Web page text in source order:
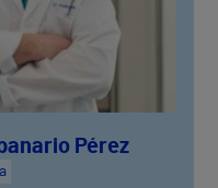
Pérez